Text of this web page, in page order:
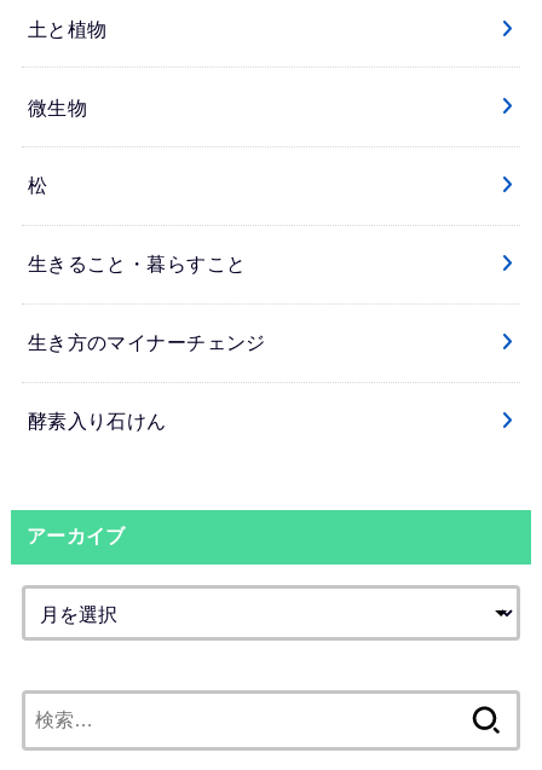
土と植物
微生物
松
生きること・暮らすこと
生き方のマイナーチェンジ
酵素入り石けん
アーカイブ
索: